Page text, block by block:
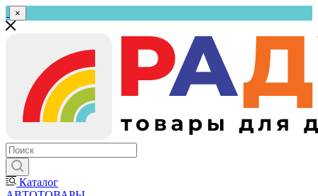
×
Каталог